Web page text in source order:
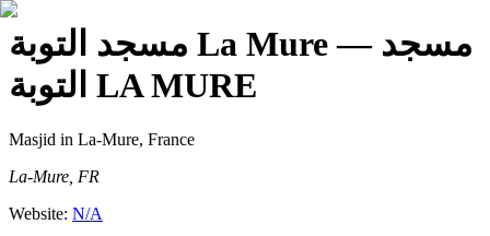
مسجد التوبة La Mure— مسجد
التوبة LA MURE
Masjid in La-Mure, France
La-Mure, FR
Website: N/A